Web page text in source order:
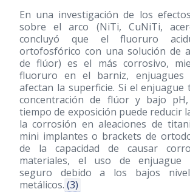
En una investigación de los
sobre el arco (NiTi, CuNiTi,
concluyó que el fluoruro
ortofosfórico con una solución de
de flúor) es el más corrosivo,
fluoruro en el barniz,
afectan la superficie. Si el enjuague
concentración de flúor y bajo
tiempo de exposición puede reducir
la corrosión en aleaciones de
mini implantes o brackets de
de la capacidad de causar
materiales, el uso de enjuague
seguro debido a los bajos
metálicos. (3)